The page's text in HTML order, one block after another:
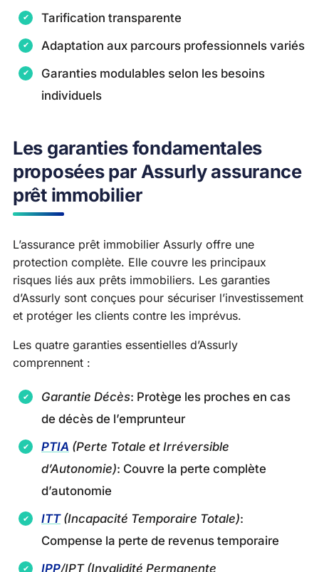
Tarification transparente
Adaptation aux parcours professionnels variés
Garanties modulables selon les besoins
individuels
Les garanties fondamentales
proposées par Assurly assurance
prêt immobilier
L’assurance prêt immobilier Assurly offre une
protection complète. Elle couvre les principaux
risques liés aux prêts immobiliers. Les garanties
d’Assurly sont conçues pour sécuriser l’investissement
et protéger les clients contre les imprévus.
Les quatre garanties essentielles d’Assurly
comprennent :
Garantie Décès: Protège les proches en cas
de décès de l’emprunteur
PTIA (Perte Totale et Irréversible
d’Autonomie): Couvre la perte complète
d’autonomie
ITT(Incapacité Temporaire Totale):
Compense la perte de revenus temporaire
IPP/IPT (Invalidité Permanente